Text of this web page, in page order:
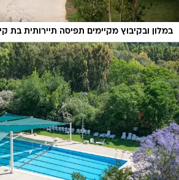
במלון ובקיבוץ מקיימים תפיסה תיירותית בת